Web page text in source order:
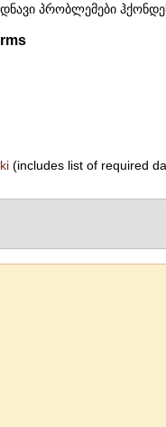
პრობლემები
(includes list of required